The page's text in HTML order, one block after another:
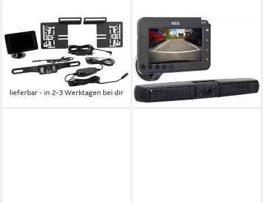
EUFAB
EUFAB Rückfahrkamera
(Rückfahr-Kamerasystem
kabellos, 4,3 Display)
lieferbar - in 2-3 Werktagen bei dir
AEG
AEG Solar Rückfahrkamera
kabellos Rückfahrkamera
129,30 €
lieferbar - in 2-3 Werktagen bei dir